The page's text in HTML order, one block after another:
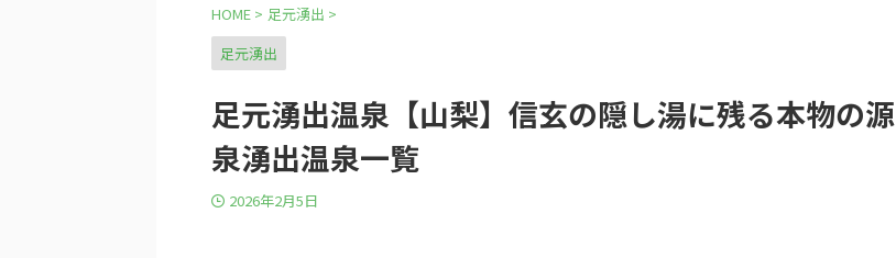
HOME > 足元湧出 >
足元湧出
足元湧出温泉【山梨】信玄の隠し湯に残る本物の源
泉湧出温泉一覧
2026年2月5日